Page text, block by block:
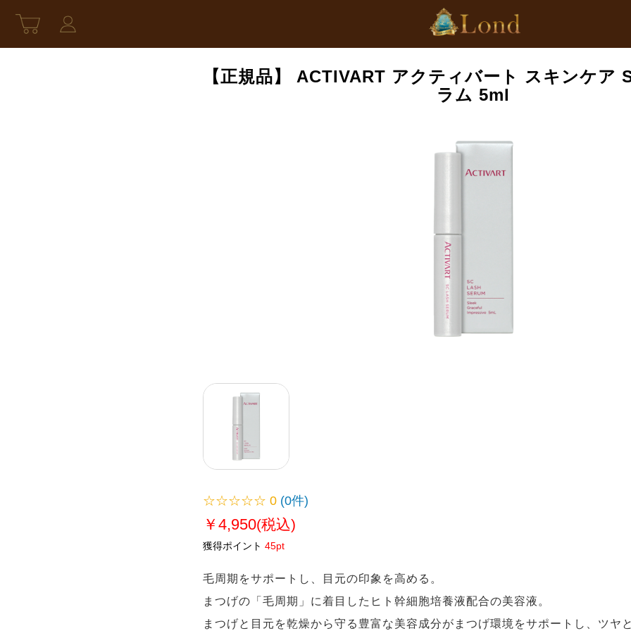
【正規品】 ACTIVART アクティバート スキンケア
ラム 5ml
☆☆☆☆☆ 0 (0件)
￥4,950(税込)
獲得ポイント 45pt
毛周期をサポートし、目元の印象を高める。
まつげの「毛周期」に着目したヒト幹細胞培養液配合の美容液。
まつげと目元を乾燥から守る豊富な美容成分がまつげ環境をサポートし、ツヤ